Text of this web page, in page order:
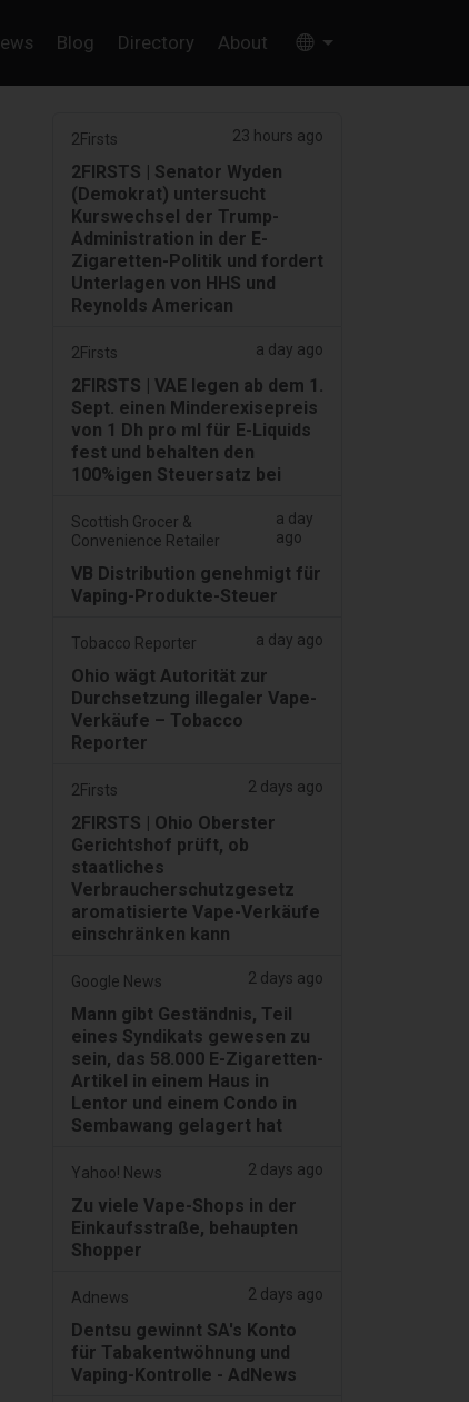
Blog Directory About
2Firsts 23 hours ago
2FIRSTS | Senator Wyden
(Demokrat) untersucht
Kurswechsel der Trump-
Administration in der E-
Zigaretten-Politik und fordert
Unterlagen von HHS und
Reynolds American
2Firsts a day ago
2FIRSTS | VAE legen ab dem 1.
Sept. einen Minderexisepreis
von 1 Dh pro ml für E-Liquids
fest und behalten den
100%igen Steuersatz bei
Scottish Grocer &
Convenience Retailer
a day
ago
VB Distribution genehmigt für
Vaping-Produkte-Steuer
Tobacco Reporter a day ago
Ohio wägt Autorität zur
Durchsetzung illegaler Vape-
Verkäufe – Tobacco
Reporter
2Firsts 2 days ago
2FIRSTS | Ohio Oberster
Gerichtshof prüft, ob
staatliches
Verbraucherschutzgesetz
aromatisierte Vape-Verkäufe
einschränken kann
Google News 2 days ago
Mann gibt Geständnis, Teil
eines Syndikats gewesen zu
sein, das 58.000 E-Zigaretten-
Artikel in einem Haus in
Lentor und einem Condo in
Sembawang gelagert hat
Yahoo! News 2 days ago
Zu viele Vape-Shops in der
Einkaufsstraße, behaupten
Shopper
Adnews 2 days ago
Dentsu gewinnt SA's Konto
für Tabakentwöhnung und
Vaping-Kontrolle - AdNews